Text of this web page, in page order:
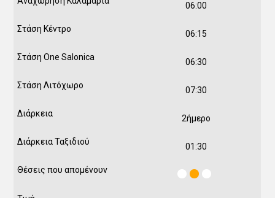
06:00
06:15
06:30
07:30
2ήμερο
01:30